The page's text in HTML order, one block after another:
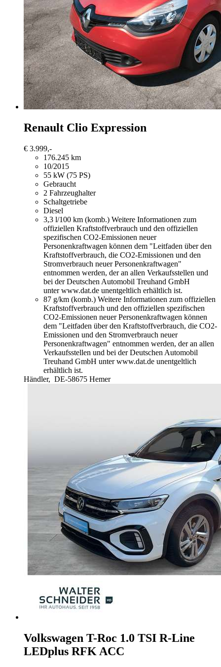
Renault Clio Expression
€ 3.999,-
176.245 km
10/2015
55 kW (75 PS)
Gebraucht
2 Fahrzeughalter
Schaltgetriebe
Diesel
3,3 l/100 km (komb.) Weitere Informationen zum
offiziellen Kraftstoffverbrauch und den offiziellen
spezifischen CO2-Emissionen neuer
Personenkraftwagen können dem "Leitfaden über den
Kraftstoffverbrauch, die CO2-Emissionen und den
Stromverbrauch neuer Personenkraftwagen"
entnommen werden, der an allen Verkaufsstellen und
bei der Deutschen Automobil Treuhand GmbH
unter www.dat.de unentgeltlich erhältlich ist.
87 g/km (komb.) Weitere Informationen zum offiziellen
Kraftstoffverbrauch und den offiziellen spezifischen
CO2-Emissionen neuer Personenkraftwagen können
dem "Leitfaden über den Kraftstoffverbrauch, die CO2-
Emissionen und den Stromverbrauch neuer
Personenkraftwagen" entnommen werden, der an allen
Verkaufsstellen und bei der Deutschen Automobil
Treuhand GmbH unter www.dat.de unentgeltlich
erhältlich ist.
Händler, DE-58675 Hemer
Volkswagen T-Roc 1.0 TSI R-Line
LEDplus RFK ACC